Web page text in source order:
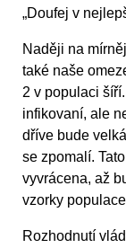
„Doufej v
Naději na
také naše
2 v populaci
infikovaní, ale
dříve bude
se zpomalí.
vyvrácena, až
vzorky
Rozhodnutí